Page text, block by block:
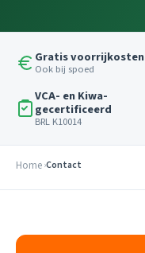
Gratis voorrijkosten
Ook bij spoed
VCA- en Kiwa-
gecertificeerd
BRL K10014
Home Contact